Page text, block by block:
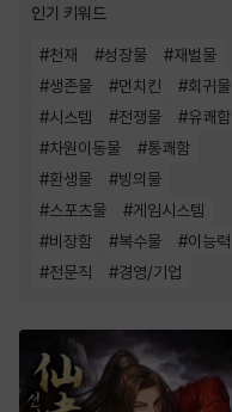
인기 키워드
#천재 #성장물 #재벌물
#생존물 #먼치킨 #회귀물
#시스템 #전쟁물 #유쾌함
#차원이동물 #통쾌함
#환생물 #빙의물
#스포츠물 #게임시스템
#비장함 #복수물 #이능력
#전문직 #경영/기업